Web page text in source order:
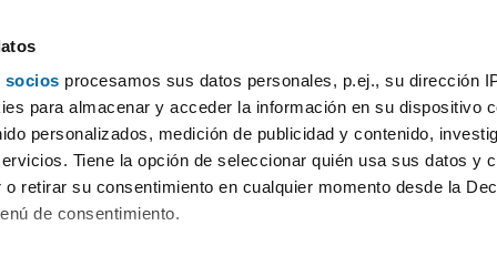
socios procesamos sus datos personales, p.ej., su dirección
para almacenar y acceder la información en su dispositivo
personalizados, medición de publicidad y contenido,
Tiene la opción de seleccionar quién usa sus datos y
retirar su consentimiento en cualquier momento desde la
de consentimiento.
Habitaciones Más filtros - 2
piso barato Pueblo Nuevo Madrid